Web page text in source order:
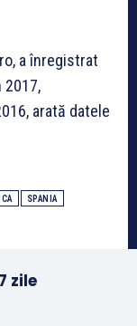
a înregistrat
2017,
arată datele
SPANIA
zile